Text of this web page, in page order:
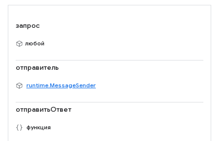
запрос
любой
отправитель
runtime.MessageSender
отправитьОтвет
функция